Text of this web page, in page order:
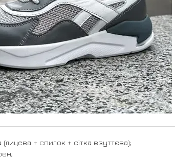
(лицева + спилок + сітка взуттєва);